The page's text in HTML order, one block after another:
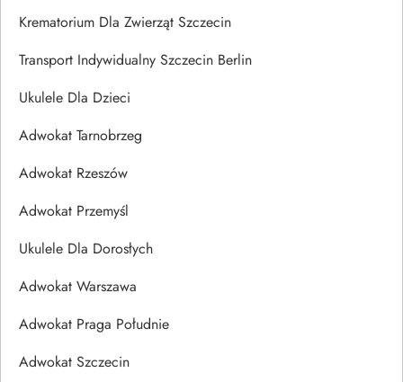
Krematorium Dla Zwierząt Szczecin
Transport Indywidualny Szczecin Berlin
Ukulele Dla Dzieci
Adwokat Tarnobrzeg
Adwokat Rzeszów
Adwokat Przemyśl
Ukulele Dla Dorosłych
Adwokat Warszawa
Adwokat Praga Południe
Adwokat Szczecin